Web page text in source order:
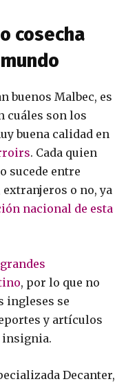
cosecha
buenos Malbec, es
cuáles son los
buena calidad en
. Cada quien
sucede entre
o no, ya
nacional de esta
, por lo que no
ingleses se
y artículos
insignia.
Decanter​,